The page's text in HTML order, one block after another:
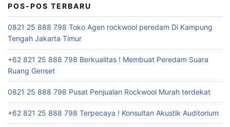
POS-POS TERBARU
0821 25 888 798 Toko Agen rockwool peredam Di Kampung
Tengah Jakarta Timur
+62 821 25 888 798 Berkualitas ! Membuat Peredam Suara
Ruang Genset
0821 25 888 798 Pusat Penjualan Rockwool Murah terdekat
+62 821 25 888 798 Terpecaya ! Konsultan Akustik Auditorium